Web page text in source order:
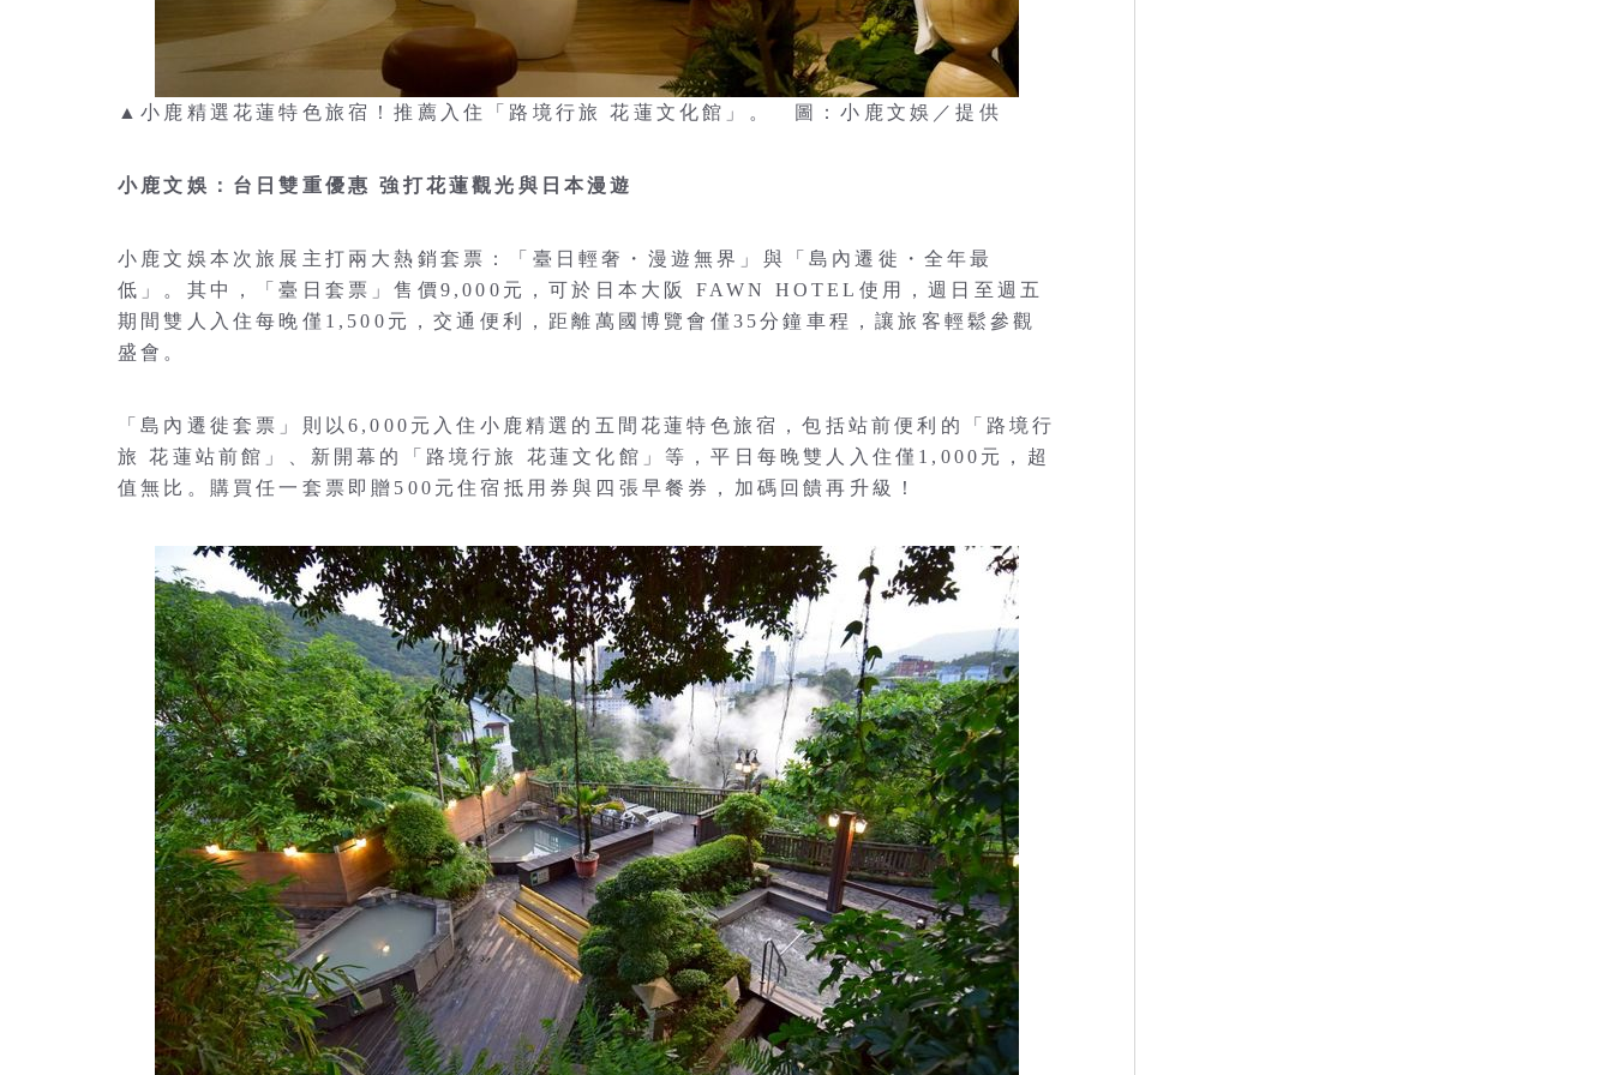
▲小鹿精選花蓮特色旅宿！推薦入住「路境行旅 花蓮文化館」。 圖：小鹿文娛／提供
小鹿文娛：台日雙重優惠 強打花蓮觀光與日本漫遊
小鹿文娛本次旅展主打兩大熱銷套票：「臺日輕奢・漫遊無界」與「島內遷徙・全年最
低」。其中，「臺日套票」售價9,000元，可於日本大阪 FAWN HOTEL使用，週日至週五
期間雙人入住每晚僅1,500元，交通便利，距離萬國博覽會僅35分鐘車程，讓旅客輕鬆參觀
盛會。
「島內遷徙套票」則以6,000元入住小鹿精選的五間花蓮特色旅宿，包括站前便利的「路境行
旅 花蓮站前館」、新開幕的「路境行旅 花蓮文化館」等，平日每晚雙人入住僅1,000元，超
值無比。購買任一套票即贈500元住宿抵用券與四張早餐券，加碼回饋再升級！